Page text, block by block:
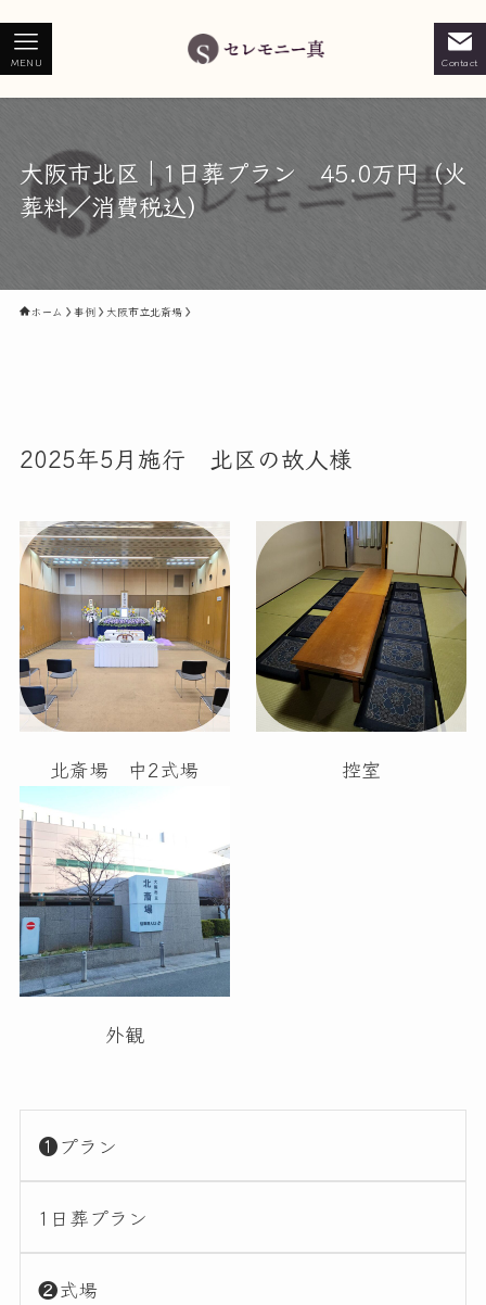
Contact
MENU
大阪市北区｜1日葬プラン 45.0万円（火
葬料／消費税込）
ホーム 事例 大阪市立北斎場
2025年5月施行 北区の故人様
北斎場 中2式場 控室
外観
❶プラン
1日葬プラン
❷式場